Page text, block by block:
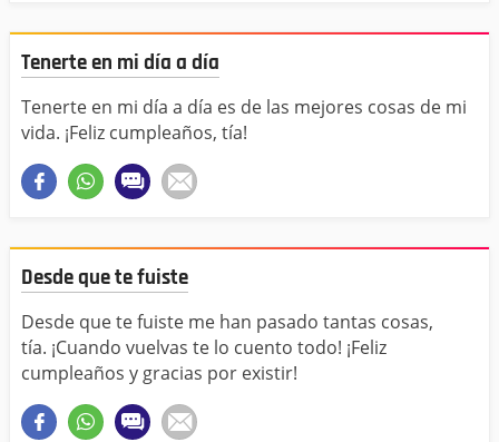
Tenerte en mi día a día
Tenerte en mi día a día es de las mejores cosas de mi
vida. ¡Feliz cumpleaños, tía!
Desde que te fuiste
Desde que te fuiste me han pasado tantas cosas,
tía. ¡Cuando vuelvas te lo cuento todo! ¡Feliz
cumpleaños y gracias por existir!